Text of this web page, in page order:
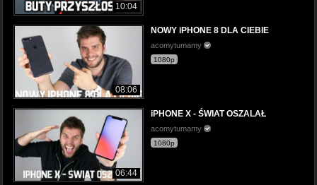
10:04
08:06
NOWY iPHONE 8 DLA CIEBIE
acomytumamy
1080p
06:44
iPHONE X - ŚWIAT OSZALAŁ
acomytumamy
1080p